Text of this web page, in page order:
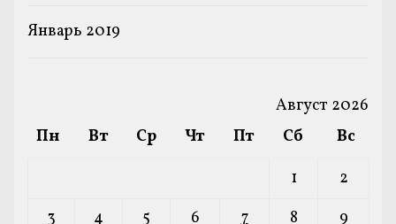
Январь 2019
Август 2026
Пн
Вт Ср Чт Пт Сб
Вс
1
2
3
4 5 6 7 8
9